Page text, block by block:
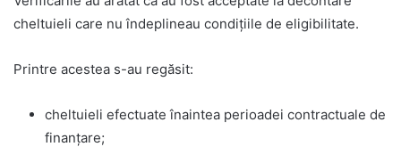
cheltuieli care nu îndeplineau condițiile de eligibilitate.
Printre acestea s-au regăsit:
cheltuieli efectuate înaintea perioadei contractuale de
finanțare;